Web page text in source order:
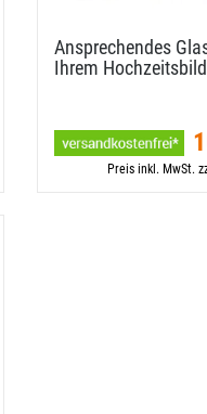
Ansprechendes
Ihrem
Preis inkl. MwSt.